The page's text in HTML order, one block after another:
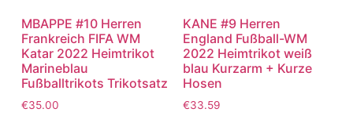
MBAPPE #10 Herren
Frankreich FIFA WM
Katar 2022 Heimtrikot
Marineblau
Fußballtrikots Trikotsatz
€35.00
KANE #9 Herren
England Fußball-WM
2022 Heimtrikot weiß
blau Kurzarm + Kurze
Hosen
€33.59